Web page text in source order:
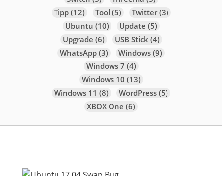
Tipp(12) Tool (5) Twitter(3)
Ubuntu (10) Update (5)
Upgrade (6) USB Stick(4)
WhatsApp(3) Windows(9)
Windows 7 (4)
Windows 10 (13)
Windows 11 (8) WordPress(5)
XBOX One (6)